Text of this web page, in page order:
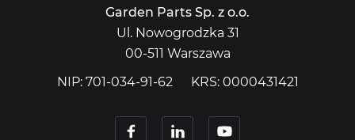
Garden Parts Sp. z o.o.
Ul. Nowogrodzka 31
00-511 Warszawa
NIP: 701-034-91-62
KRS: 0000431421